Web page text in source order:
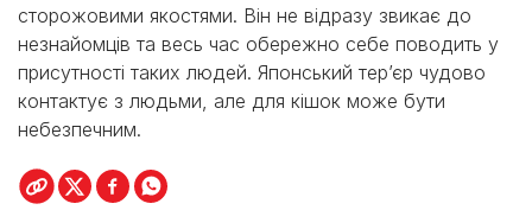
сторожовими якостями. Він не відразу звикає до
незнайомців та весь час обережно себе поводить у
присутності таких людей. Японський тер’єр чудово
контактує з людьми, але для кішок може бути
небезпечним.